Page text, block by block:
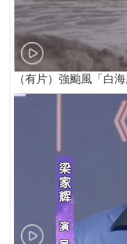
（有片）強颱風「白